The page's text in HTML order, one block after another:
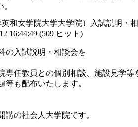
和女学院大学大学院）入試説明・
16:44:49 (509 ヒット )
の入試説明・相談会を
任教員との個別相談、施設見学等
も配布いたします。
の社会人大学院です。